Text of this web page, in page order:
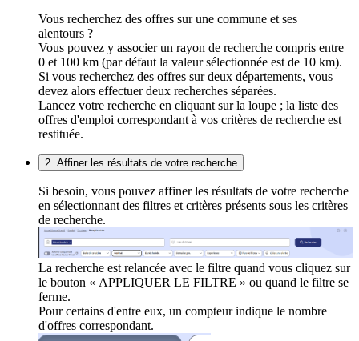
Vous recherchez des offres sur une commune et ses
alentours ?
Vous pouvez y associer un rayon de recherche compris entre
0 et 100 km (par défaut la valeur sélectionnée est de 10 km).
Si vous recherchez des offres sur deux départements, vous
devez alors effectuer deux recherches séparées.
Lancez votre recherche en cliquant sur la loupe ; la liste des
offres d'emploi correspondant à vos critères de recherche est
restituée.
2. Affiner les résultats de votre recherche
Si besoin, vous pouvez affiner les résultats de votre recherche
en sélectionnant des filtres et critères présents sous les critères
de recherche.
La recherche est relancée avec le filtre quand vous cliquez sur
le bouton « APPLIQUER LE FILTRE » ou quand le filtre se
ferme.
Pour certains d'entre eux, un compteur indique le nombre
d'offres correspondant.